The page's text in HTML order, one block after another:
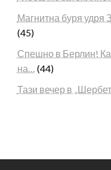
Магнитна буря удря
(45)
Спешно в Берлин!
на…
(44)
Тази вечер в